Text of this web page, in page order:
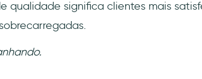
qualidade significa clientes mais